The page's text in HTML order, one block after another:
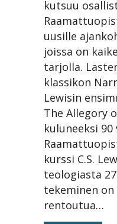
kutsuu
uusille
joissa on
tarjolla.
klassikon
Lewisin
The Allegory
kuluneeksi
kurssi C.S.
teologiasta
tekeminen on
rentoutua…